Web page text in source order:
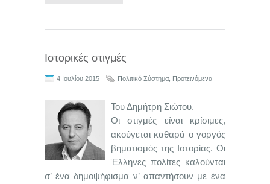
Ιστορικές στιγμές
4 Ιουλίου 2015 Πολιτικό Σύστημα Προτεινόμενα
Του Δημήτρη Σιώτου.
Οι στιγμές είναι κρίσιμες,
ακούγεται καθαρά ο γοργός
βηματισμός της Ιστορίας. Οι
Έλληνες πολίτες καλούνται
σ’ ένα δημοψήφισμα ν’ απαντήσουν με ένα